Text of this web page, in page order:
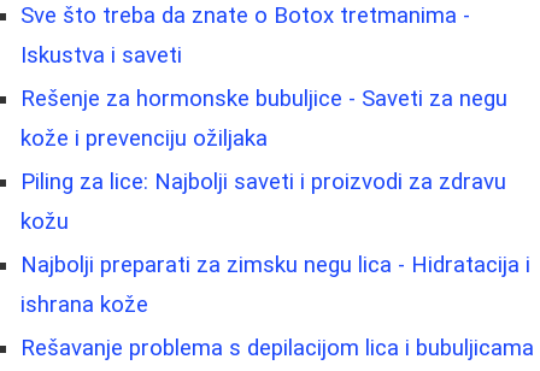
Sve što treba da znate o Botox tretmanima -
Iskustva i saveti
Rešenje za hormonske bubuljice - Saveti za negu
kože i prevenciju ožiljaka
Piling za lice: Najbolji saveti i proizvodi za zdravu
kožu
Najbolji preparati za zimsku negu lica - Hidratacija i
ishrana kože
Rešavanje problema s depilacijom lica i bubuljicama